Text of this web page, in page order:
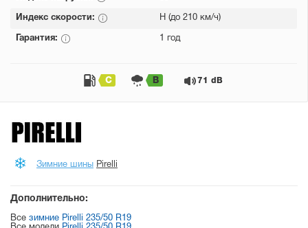
Индекс скорости: H (до 210 км/ч)
Гарантия: 1 год
C B 71 dB
Зимние шины Pirelli
Дополнительно:
Все зимние Pirelli 235/50 R19